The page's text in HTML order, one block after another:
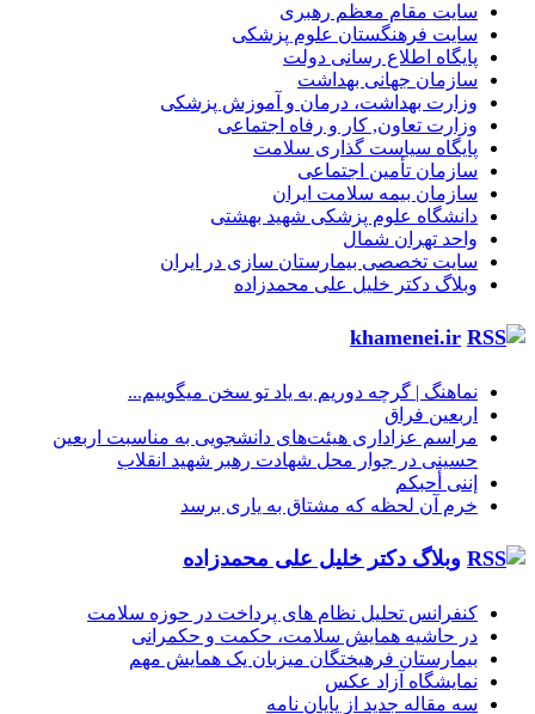
سایت مقام معظم رهبری
سایت فرهنگستان علوم پزشکی
پایگاه اطلاع رسانی دولت
سازمان جهانی بهداشت
وزارت بهداشت، درمان و آموزش پزشکی
وزارت تعاون, کار و رفاه اجتماعی
پایگاه سیاست گذاری سلامت
سازمان تأمین اجتماعی
سازمان بیمه سلامت ایران
دانشگاه علوم پزشکی شهید بهشتی
واحد تهران شمال
سایت تخصصی بیمارستان سازی در ایران
وبلاگ دکتر خلیل علی محمدزاده
khamenei.ir
نماهنگ |‌ گرچه دوریم به یاد تو سخن میگوییم...
اربعین فراق
مراسم عزاداری هیئت‌های دانشجویی به مناسبت اربعین
حسینی در جوار محل شهادت رهبر شهید انقلاب
إننی أحبکم
خرم آن لحظه که مشتاق به یاری برسد
وبلاگ دکتر خلیل علی محمدزاده
کنفرانس تحلیل نظام های پرداخت در حوزه سلامت
در حاشیه همایش سلامت، حکمت و حکمرانی
بیمارستان فرهیختگان میزبان یک همایش مهم
نمایشگاه آزاد عکس
سه مقاله جدید از پایان نامه